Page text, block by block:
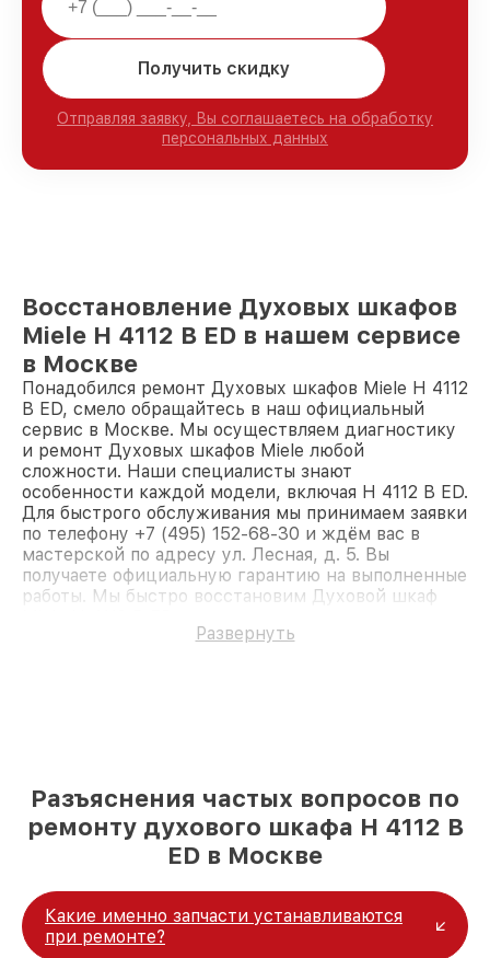
Получить скидку
Отправляя заявку, Вы соглашаетесь на обработку
персональных данных
Восстановление Духовых шкафов
Miele H 4112 B ED в нашем сервисе
в Москве
Понадобился ремонт Духовых шкафов Miele H 4112
B ED, смело обращайтесь в наш официальный
сервис в Москве. Мы осуществляем диагностику
и ремонт Духовых шкафов Miele любой
сложности. Наши специалисты знают
особенности каждой модели, включая H 4112 B ED.
Для быстрого обслуживания мы принимаем заявки
по телефону +7 (495) 152-68-30 и ждём вас в
мастерской по адресу ул. Лесная, д. 5. Вы
получаете официальную гарантию на выполненные
работы. Мы быстро восстановим Духовой шкаф
Развернуть
Разъяснения частых вопросов по
ремонту духового шкафа H 4112 B
ED в Москве
Какие именно запчасти устанавливаются
при ремонте?